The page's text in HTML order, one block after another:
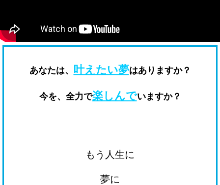
あなたは、 叶えたい夢はありますか？
今を、全力で楽しんでいますか？
もう人生に
夢に